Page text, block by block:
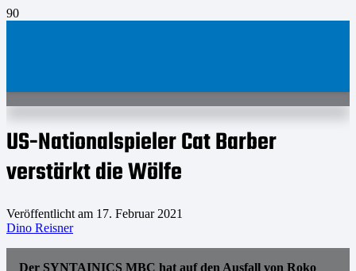
US-Nationalspieler Cat Barber
verstärkt die Wölfe
Veröffentlicht am 17. Februar 2021
Dino Reisner
Der SYNTAINICS MBC hat auf den Ausfall von Roko